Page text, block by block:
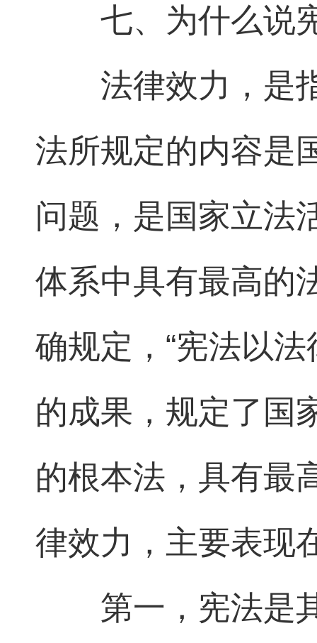
七、为什么说
法律效力，是
法所规定的内容是
问题，是国家立法
体系中具有最高的
确规定，“宪法以
的成果，规定了国
的根本法，具有最
律效力，主要表现
第一，宪法是